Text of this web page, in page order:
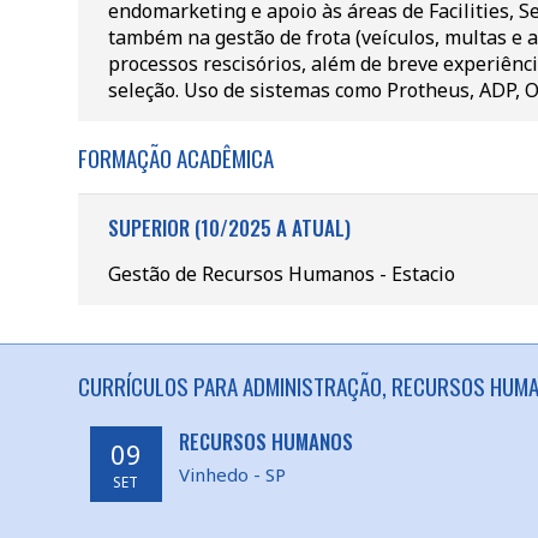
endomarketing e apoio às áreas de Facilities,
também na gestão de frota (veículos, multas e
processos rescisórios, além de breve
seleção. Uso de sistemas como Protheus, ADP,
FORMAÇÃO ACADÊMICA
SUPERIOR (10/2025 A ATUAL)
Gestão de Recursos Humanos - Estacio
CURRÍCULOS PARA ADMINISTRAÇÃO, RECURSOS
09
SET
RECURSOS HUMANOS
Vinhedo - SP